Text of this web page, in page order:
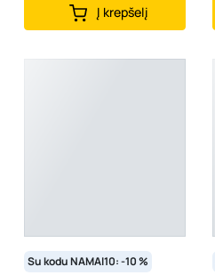
Į krepšelį
Su kodu NAMAI10: -10 %